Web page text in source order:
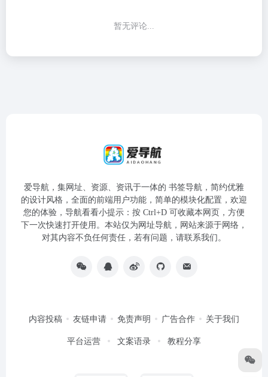
暂无评论...
爱导航，集网址、资源、资讯于一体的 书签导航，简约优雅
的设计风格，全面的前端用户功能，简单的模块化配置，欢迎
您的体验，导航看看小提示：按 Ctrl+D 可收藏本网页，方便
下一次快速打开使用。本站仅为网址导航，网站来源于网络，
对其内容不负任何责任，若有问题，请联系我们。
内容投稿 友链申请 免责声明 广告合作 关于我们
平台运营 文案语录 教程分享